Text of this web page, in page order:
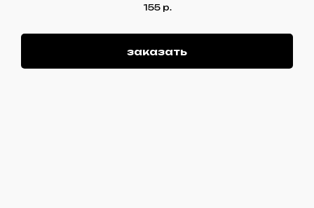
155 р.
заказать